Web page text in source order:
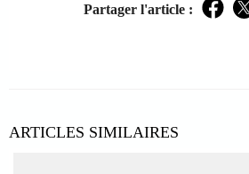
Partager l'article :
ARTICLES SIMILAIRES